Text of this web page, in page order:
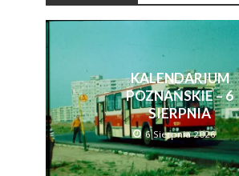
KALENDARIUM
POZNAŃSKIE – 6
SIERPNIA
6 Sierpnia 2026